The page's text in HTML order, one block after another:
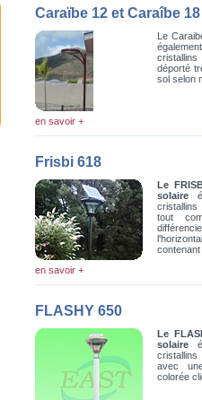
Caraïbe 12 et Caraîbe 18
Le
déporté
sol selon
en savoir +
Frisbi 618
Le
solaire
tout
en savoir +
FLASHY 650
Le
solaire
avec
colorée